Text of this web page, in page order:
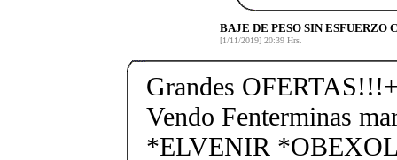
BAJE DE PESO SIN ESFUERZO
[1/11/2019] 20:39 Hrs.
Grandes
Vendo Fenterminas
*ELVENIR